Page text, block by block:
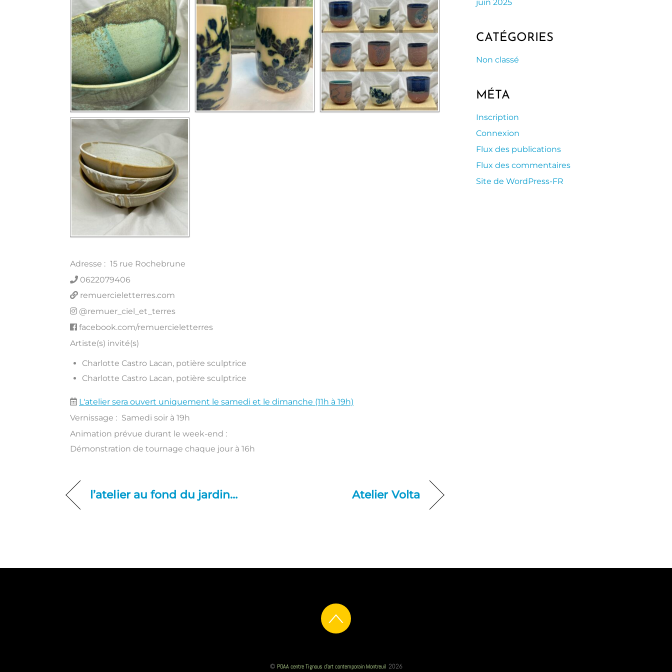
Adresse : 15 rue Rochebrune
0622079406
remuercieletterres.com
@remuer_ciel_et_terres
facebook.com/remuercieletterres
Artiste(s) invité(s)
Charlotte Castro Lacan, potière sculptrice
Charlotte Castro Lacan, potière sculptrice
L'atelier sera ouvert uniquement le samedi et le dimanche (11h à 19h)
Vernissage : Samedi soir à 19h
Animation prévue durant le week-end :
Démonstration de tournage chaque jour à 16h
l’atelier au fond du jardin… Atelier Volta
juin 2025
CATÉGORIES
Non classé
MÉTA
Inscription
Connexion
Flux des publications
Flux des commentaires
Site de WordPress-FR
© POAA centre Tignous d'art contemporain Montreuil 2026